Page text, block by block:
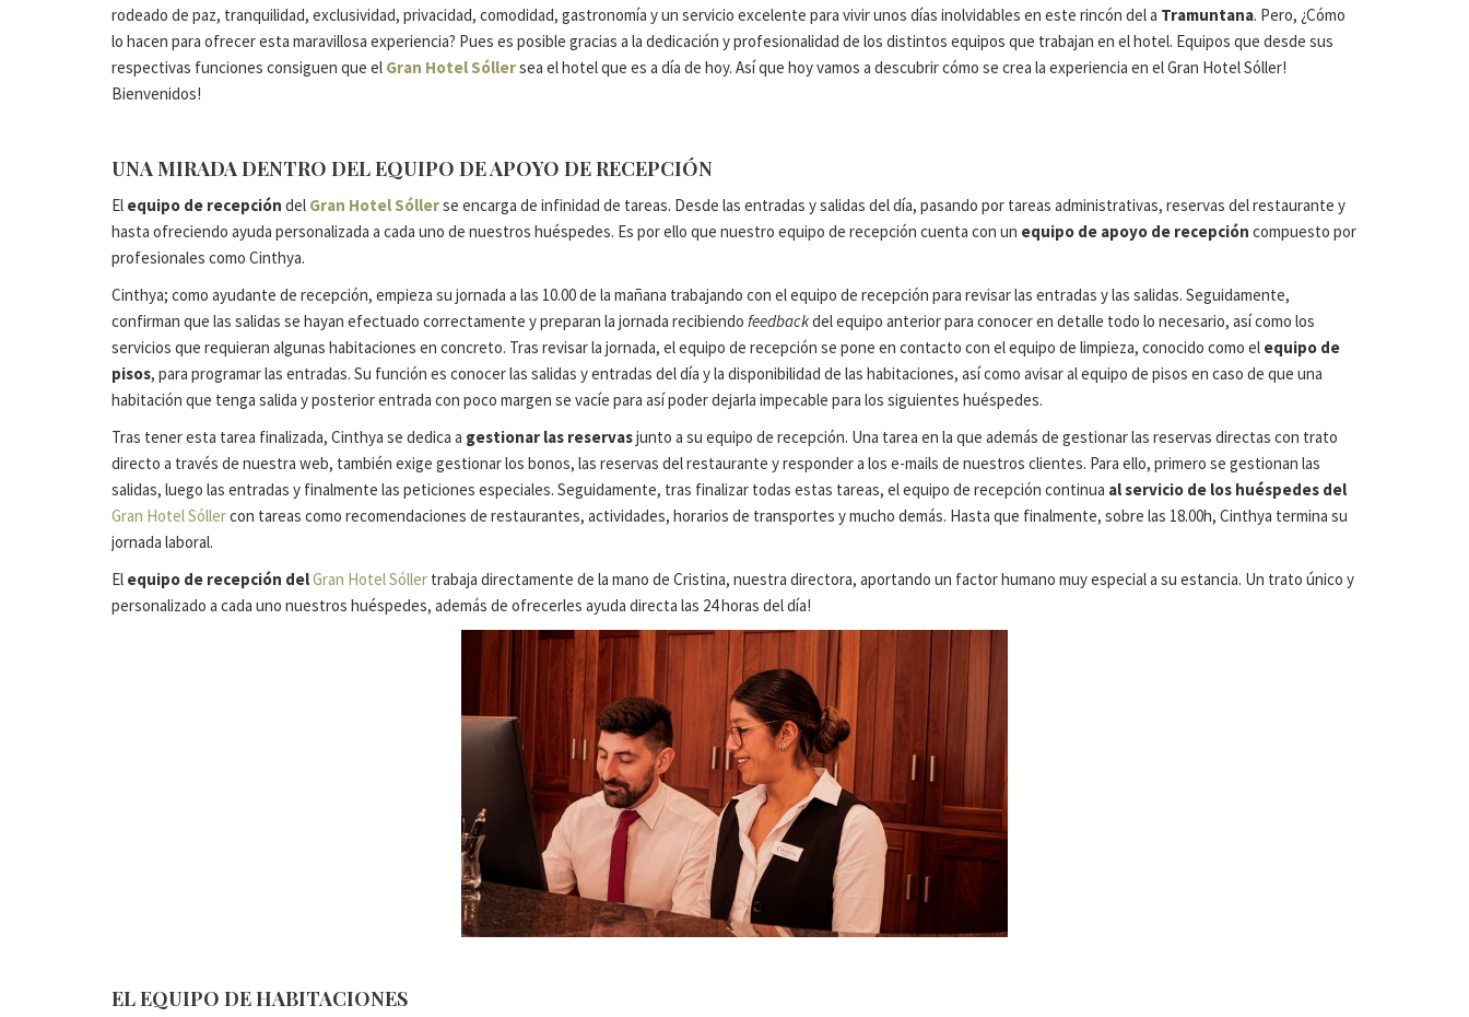
la
presentación
de
los
siguientes
enlaces,
anterior
rodeado de paz, tranquilidad, exclusividad, privacidad, comodidad, gastronomía y un servicio excelente para vivir unos días inolvidables en este rincón del a Tramuntana. Pero, ¿Cómo
lo hacen para ofrecer esta maravillosa experiencia? Pues es posible gracias a la dedicación y profesionalidad de los distintos equipos que trabajan en el hotel. Equipos que desde sus
respectivas funciones consiguen que el Gran Hotel Sóllersea el hotel que es a día de hoy. Así que hoy vamos a descubrir cómo se crea la experiencia en el Gran Hotel Sóller!
Bienvenidos!
UNA MIRADA DENTRO DEL EQUIPO DE APOYO DE RECEPCIÓN
El equipo de recepción del Gran Hotel Sóllerse encarga de infinidad de tareas. Desde las entradas y salidas del día, pasando por tareas administrativas, reservas del restaurante y
hasta ofreciendo ayuda personalizada a cada uno de nuestros huéspedes. Es por ello que nuestro equipo de recepción cuenta con un equipo de apoyo de recepción compuesto por
profesionales como Cinthya.
Cinthya; como ayudante de recepción, empieza su jornada a las 10.00 de la mañana trabajando con el equipo de recepción para revisar las entradas y las salidas. Seguidamente,
confirman que las salidas se hayan efectuado correctamente y preparan la jornada recibiendo feedbackdel equipo anterior para conocer en detalle todo lo necesario, así como los
servicios que requieran algunas habitaciones en concreto. Tras revisar la jornada, el equipo de recepción se pone en contacto con el equipo de limpieza, conocido como el equipo de
pisos, para programar las entradas. Su función es conocer las salidas y entradas del día y la disponibilidad de las habitaciones, así como avisar al equipo de pisos en caso de que una
habitación que tenga salida y posterior entrada con poco margen se vacíe para así poder dejarla impecable para los siguientes huéspedes.
Tras tener esta tarea finalizada, Cinthya se dedica a gestionar las reservasjunto a su equipo de recepción. Una tarea en la que además de gestionar las reservas directas con trato
directo a través de nuestra web, también exige gestionar los bonos, las reservas del restaurante y responder a los e-mails de nuestros clientes. Para ello, primero se gestionan las
salidas, luego las entradas y finalmente las peticiones especiales. Seguidamente, tras finalizar todas estas tareas, el equipo de recepción continua al servicio de los huéspedes del
Gran Hotel Sóllercon tareas como recomendaciones de restaurantes, actividades, horarios de transportes y mucho demás. Hasta que finalmente, sobre las 18.00h, Cinthya termina su
jornada laboral.
El equipo de recepción delGran Hotel Sóller trabaja directamente de la mano de Cristina, nuestra directora, aportando un factor humano muy especial a su estancia. Un trato único y
personalizado a cada uno nuestros huéspedes, además de ofrecerles ayuda directa las 24 horas del día!
EL EQUIPO DE HABITACIONES